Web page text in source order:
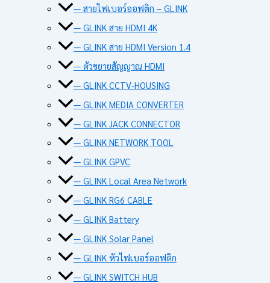
— สายไฟเบอร์ออฟติก – GLINK
— GLINK สาย HDMI 4K
— GLINK สาย HDMI Version 1.4
— ตัวขยายสัญญาณ HDMI
— GLINK CCTV-HOUSING
— GLINK MEDIA CONVERTER
— GLINK JACK CONNECTOR
— GLINK NETWORK TOOL
— GLINK GPVC
— GLINK Local Area Network
— GLINK RG6 CABLE
— GLINK Battery
— GLINK Solar Panel
— GLINK หัวไฟเบอร์ออฟติก
— GLINK SWITCH HUB